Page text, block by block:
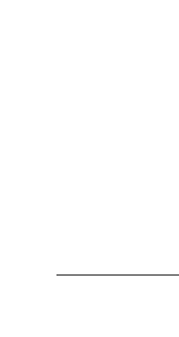
با ضمانت اصالت کالا،
و معنوی این وب‌سایت